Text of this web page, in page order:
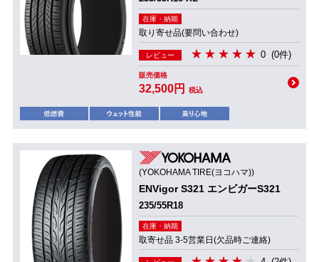
在庫・納期
取り寄せ品(要問い合わせ)
レビュー 0 (0件)
販売価格
32,500円 税込
(YOKOHAMA TIRE(ヨコハマ))
ENVigor S321 エンビガーS321
235/55R18
在庫・納期
取寄せ品 3-5営業日(欠品時ご連絡)